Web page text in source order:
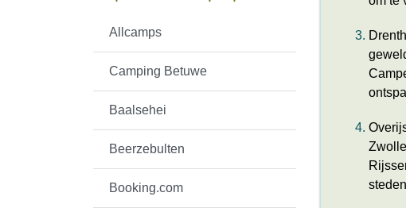
Allcamps
Camping Betuwe
Baalsehei
Beerzebulten
Booking.com